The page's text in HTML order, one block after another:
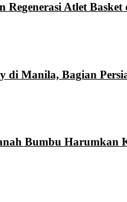
Atlet Basket
Manila, Bagian
Bumbu Harumkan